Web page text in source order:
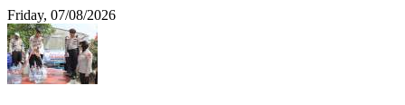
Friday, 07/08/2026